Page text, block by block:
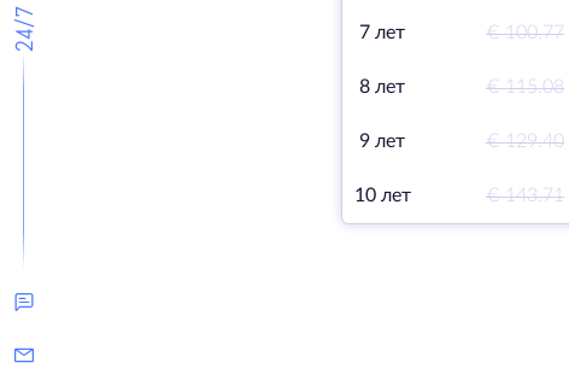
7 лет € 100.77
8 лет € 115.08
9 лет € 129.40
10 лет € 143.71